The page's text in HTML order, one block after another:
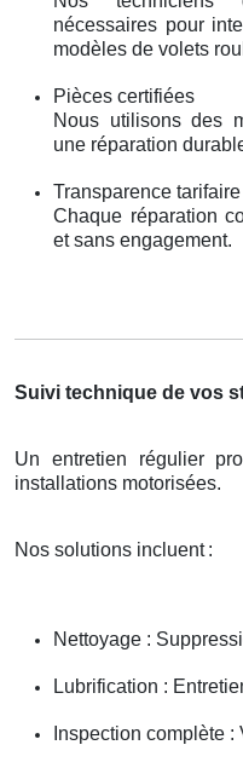
nécessaires pour
modèles de volets
Pièces certifiées
Nous utilisons des
une réparation
Transparence tarifaire
Chaque réparation
et sans engagement.
Suivi technique de vos
Un entretien régulier
installations motorisées.
Nos solutions incluent :
Nettoyage :
Lubrification :
Inspection complète